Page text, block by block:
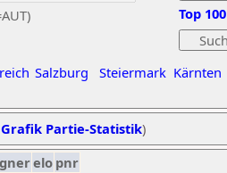
Salzburg Steiermark Kärnten
Top 100
Grafik Partie-Statistik)
elo pnr